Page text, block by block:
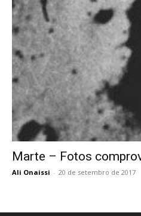
Marte – Fotos
Ali Onaissi - 20 de setembro de 2017